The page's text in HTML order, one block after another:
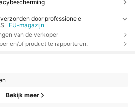
door professionele
EU-magazijn
van de verkoper
en/of product te rapporteren.
Bekijk meer